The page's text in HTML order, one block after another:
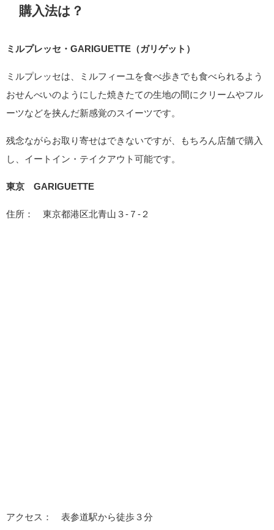
購入法は？
ミルプレッセ・GARIGUETTE（ガリゲット）
ミルプレッセは、ミルフィーユを食べ歩きでも食べられるよう
おせんべいのようにした焼きたての生地の間にクリームやフル
ーツなどを挟んだ新感覚のスイーツです。
残念ながらお取り寄せはできないですが、もちろん店舗で購入
し、イートイン・テイクアウト可能です。
東京 GARIGUETTE
住所： 東京都港区北青山３-７-２
アクセス： 表参道駅から徒歩３分